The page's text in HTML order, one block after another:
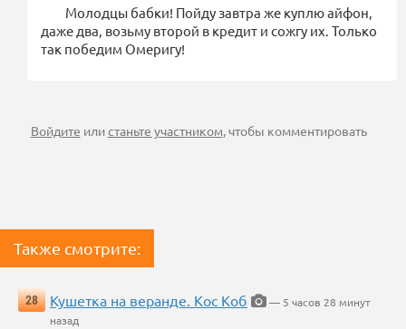
Молодцы бабки! Пойду завтра же куплю айфон,
даже два, возьму второй в кредит и сожгу их. Только
так победим Омеригу!
Войдите илистаньте участником, чтобы комментировать
Также смотрите:
28 Кушетка на веранде. Кос Коб
— 5 часов 28 минут
назад